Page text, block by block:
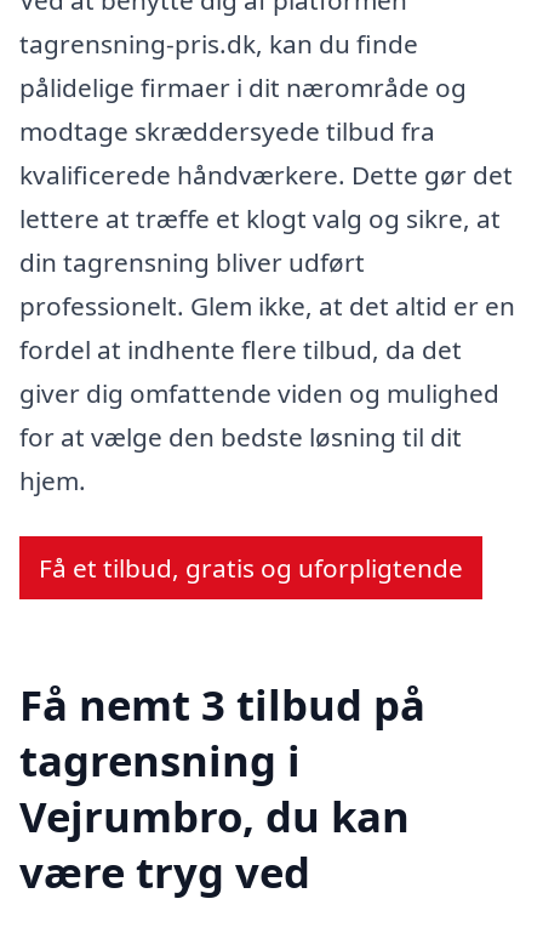
tagrensning-pris.dk, kan du finde
pålidelige firmaer i dit nærområde og
modtage skræddersyede tilbud fra
kvalificerede håndværkere. Dette gør det
lettere at træffe et klogt valg og sikre, at
din tagrensning bliver udført
professionelt. Glem ikke, at det altid er en
fordel at indhente flere tilbud, da det
giver dig omfattende viden og mulighed
for at vælge den bedste løsning til dit
hjem.
Få et tilbud, gratis og uforpligtende
Få nemt 3 tilbud på
tagrensning i
Vejrumbro, du kan
være tryg ved